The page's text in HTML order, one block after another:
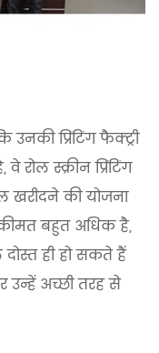
उनकी प्रिंटिंग फैक्ट्री
स्क्रीन प्रिंटिंग
खरीदने की योजना
बहुत अधिक है,
ही हो सकते हैं
उन्हें अच्छी तरह से